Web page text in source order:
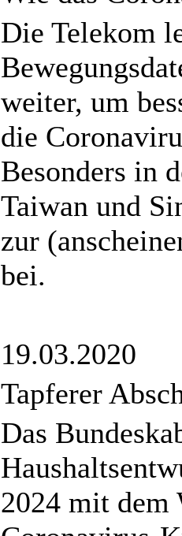
Die Telekom
weiter, um
die
Besonders in
Taiwan und
zur
bei.
19.03.2020
Tapferer
Das
2024 mit dem